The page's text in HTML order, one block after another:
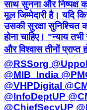
@RSSorg
@MIB_India
@VHPDigital
@InfoDeptUP
@ChiefSecyUP
@ChiefSecyUP
@UPPViralCheck
@prayagraj_pol